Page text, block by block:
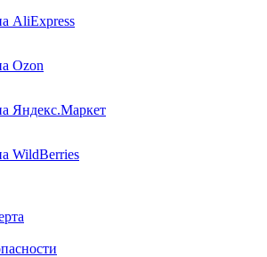
AliExpress
Ozon
Яндекс.Маркет
WildBerries